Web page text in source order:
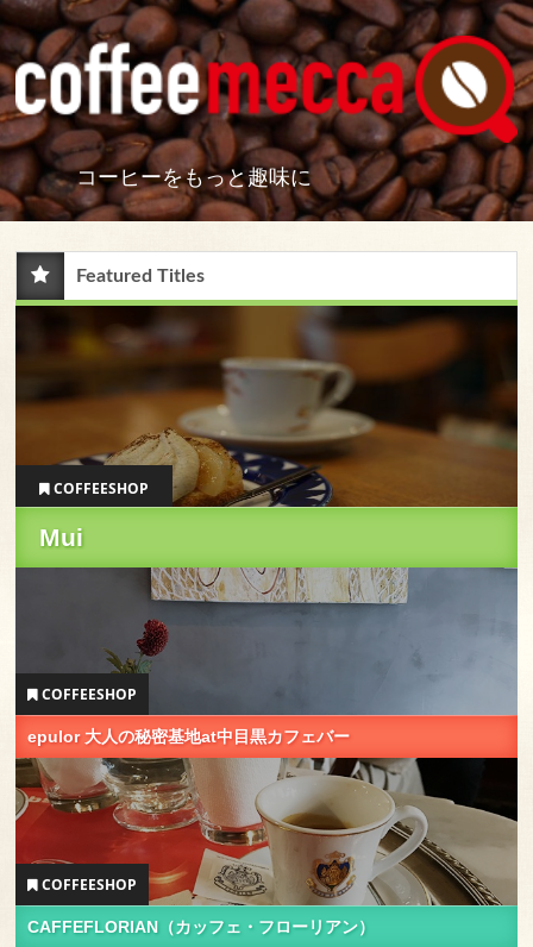
コーヒーをもっと趣味に
Featured Titles
Mui
COFFEESHOP
epulor 大人の秘密基地at中目黒カフェバー
COFFEESHOP
CAFFEFLORIAN（カッフェ・フローリアン）
COFFEESHOP